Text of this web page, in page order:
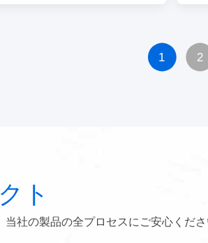
1 2
ト
社の製品の全プロセスにご安心くださ